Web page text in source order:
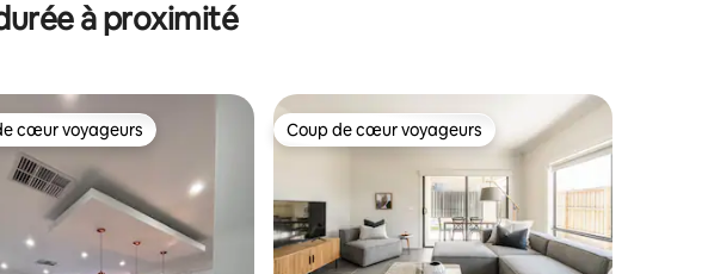
à proximité
cœur voyageurs les plus appréciés
cœur voyageurs Coup de cœur voyageurs
Coup de cœur voyageurs